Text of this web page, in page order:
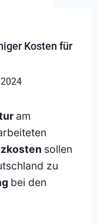
Kosten für
am
sollen
zu
bei den